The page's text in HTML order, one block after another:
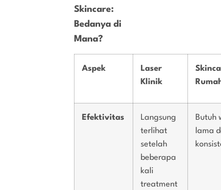
Skincare:
Bedanya di
Mana?
Aspek
Laser
Klinik
Efektivitas
Langsung
terlihat
setelah
beberapa
kali
treatment
Butuh
lama